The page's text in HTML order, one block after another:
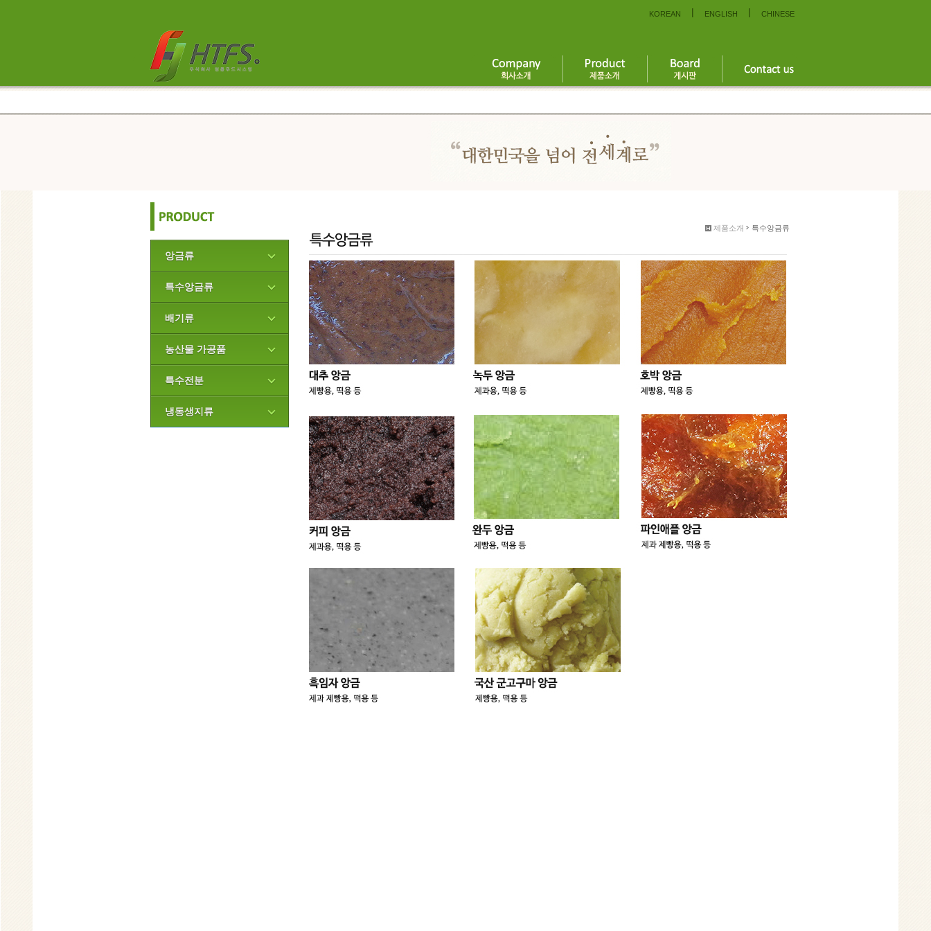
CHINESE
ENGLISH
KOREAN
앙금류
특수앙금류
배기류
농산물 가공품
특수전분
냉동생지류